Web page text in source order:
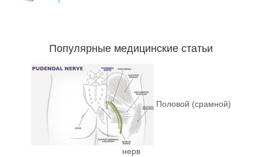
Популярные медицинские статьи
Половой (срамной)
нерв